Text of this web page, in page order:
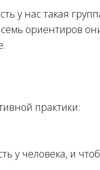
у нас такая
семь ориентиров
практики:
у человека, и